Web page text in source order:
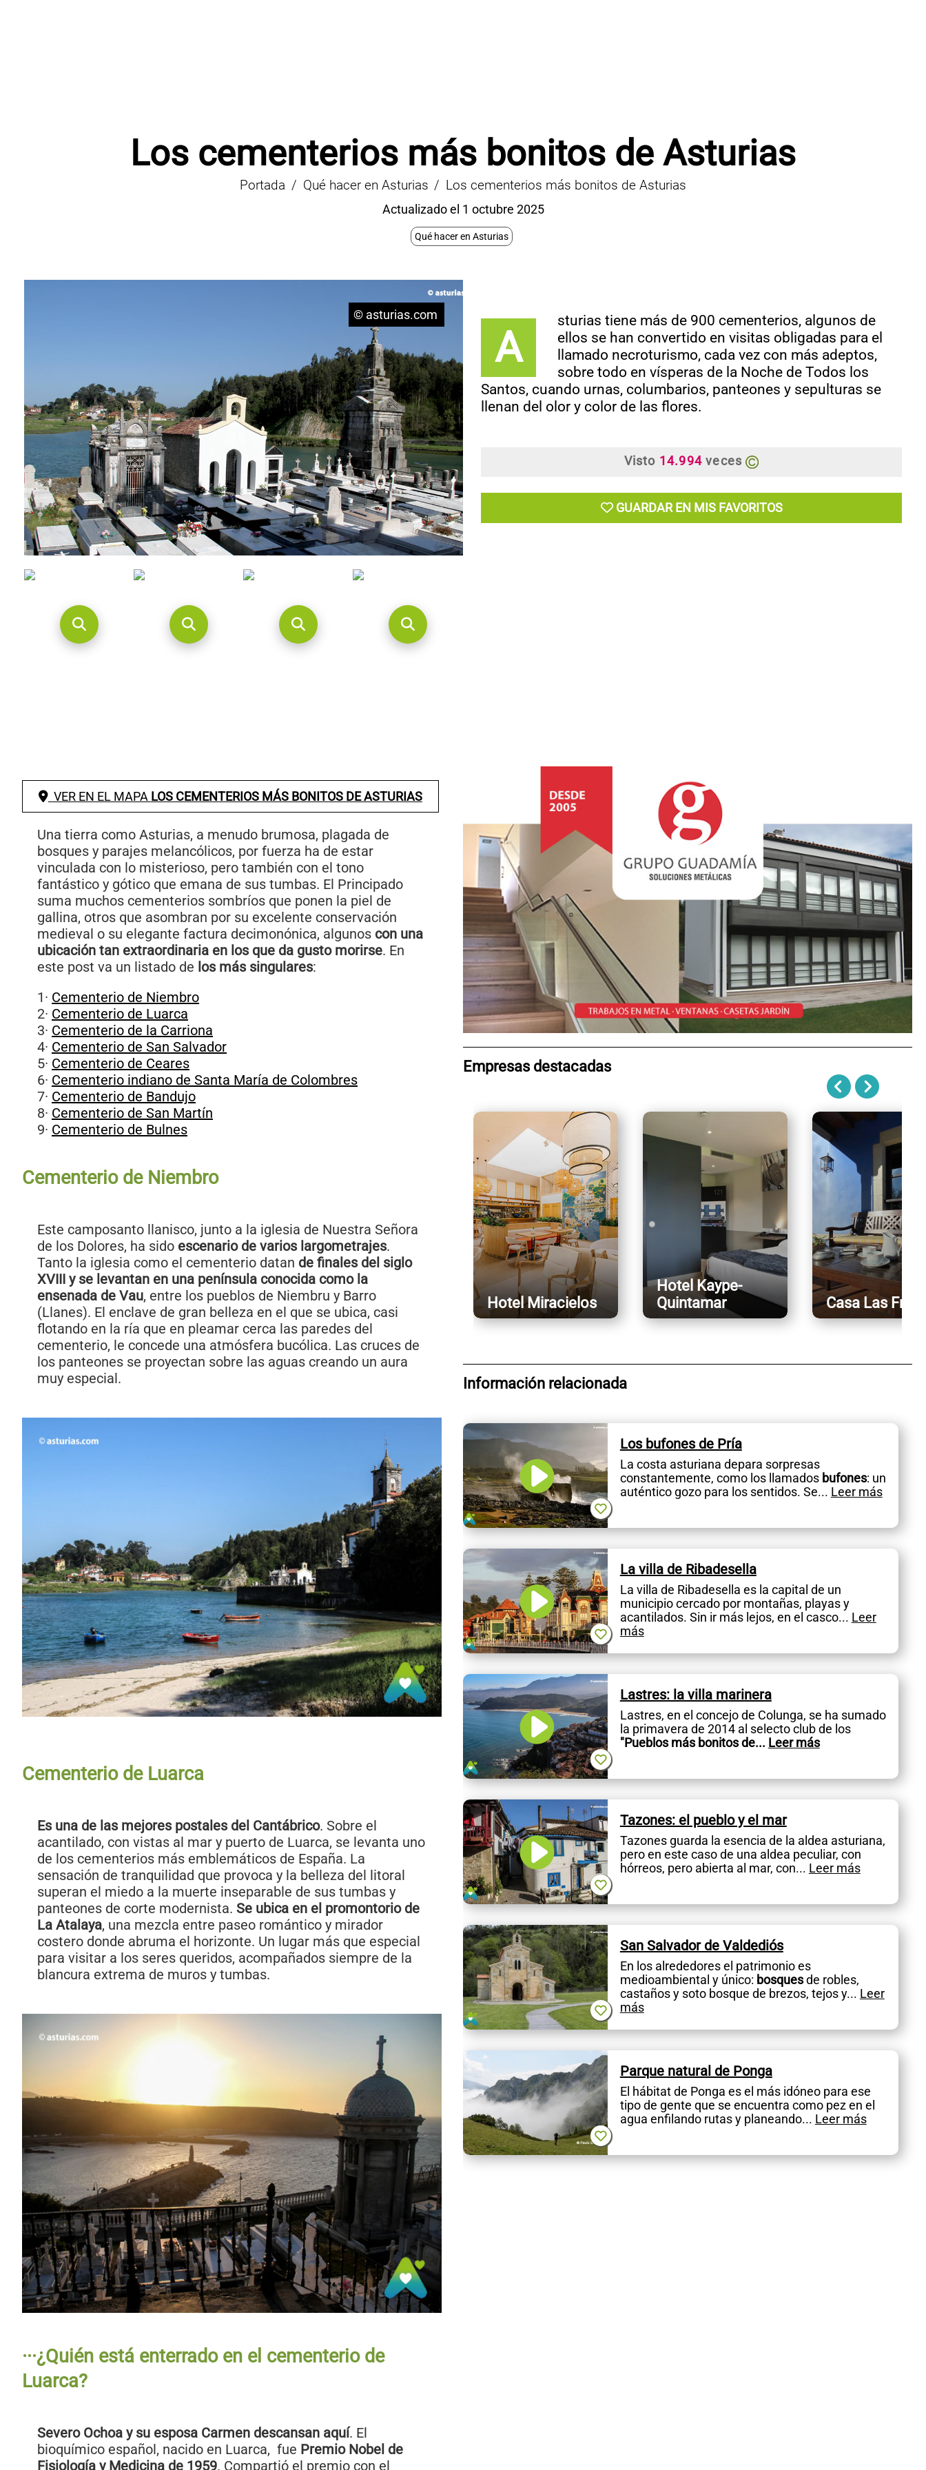
Los cementerios más bonitos de Asturias
Portada Qué hacer en Asturias Los cementerios más bonitos de Asturias
Actualizado el 1 octubre 2025
Qué hacer en Asturias
© asturias.com
A
sturias tiene más de 900 cementerios, algunos de
ellos se han convertido en visitas obligadas para el
llamado necroturismo, cada vez con más adeptos,
sobre todo en vísperas de la Noche de Todos los
Santos, cuando urnas, columbarios, panteones y sepulturas se
llenan del olor y color de las flores.
Visto 14.994 veces
GUARDAR EN MIS FAVORITOS
VER EN EL MAPA LOS CEMENTERIOS MÁS BONITOS DE ASTURIAS
Una tierra como Asturias, a menudo brumosa, plagada de
bosques y parajes melancólicos, por fuerza ha de estar
vinculada con lo misterioso, pero también con el tono
fantástico y gótico que emana de sus tumbas. El Principado
suma muchos cementerios sombríos que ponen la piel de
gallina, otros que asombran por su excelente conservación
medieval o su elegante factura decimonónica, algunos con una
ubicación tan extraordinaria en los que da gusto morirse. En
este post va un listado de los más singulares:
1· Cementerio de Niembro
2· Cementerio de Luarca
3· Cementerio de la Carriona
4· Cementerio de San Salvador
5· Cementerio de Ceares
6· Cementerio indiano de Santa María de Colombres
7· Cementerio de Bandujo
8· Cementerio de San Martín
9· Cementerio de Bulnes
Cementerio de Niembro
Este camposanto llanisco, junto a la iglesia de Nuestra Señora
de los Dolores, ha sido escenario de varios largometrajes.
Tanto la iglesia como el cementerio datan de finales del siglo
XVIII y se levantan en una península conocida como la
ensenada de Vau, entre los pueblos de Niembru y Barro
(Llanes). El enclave de gran belleza en el que se ubica, casi
flotando en la ría que en pleamar cerca las paredes del
cementerio, le concede una atmósfera bucólica. Las cruces de
los panteones se proyectan sobre las aguas creando un aura
muy especial.
Cementerio de Luarca
Es una de las mejores postales del Cantábrico. Sobre el
acantilado, con vistas al mar y puerto de Luarca, se levanta uno
de los cementerios más emblemáticos de España. La
sensación de tranquilidad que provoca y la belleza del litoral
superan el miedo a la muerte inseparable de sus tumbas y
panteones de corte modernista. Se ubica en el promontorio de
La Atalaya, una mezcla entre paseo romántico y mirador
costero donde abruma el horizonte. Un lugar más que especial
para visitar a los seres queridos, acompañados siempre de la
blancura extrema de muros y tumbas.
···¿Quién está enterrado en el cementerio de
Luarca?
Severo Ochoa y su esposa Carmen descansan aquí. El
bioquímico español, nacido en Luarca, fue Premio Nobel de
Fisiología y Medicina de 1959. Compartió el premio con el
Empresas destacadas
Hotel Miracielos
Hotel Kaype-
Quintamar
Casa Las
Información relacionada
Los bufones de Pría
La costa asturiana depara sorpresas
constantemente, como los llamados bufones: un
auténtico gozo para los sentidos. Se... Leer más
La villa de Ribadesella
La villa de Ribadesella es la capital de un
municipio cercado por montañas, playas y
acantilados. Sin ir más lejos, en el casco... Leer
más
Lastres: la villa marinera
Lastres, en el concejo de Colunga, se ha sumado
la primavera de 2014 al selecto club de los
"Pueblos más bonitos de... Leer más
Tazones: el pueblo y el mar
Tazones guarda la esencia de la aldea asturiana,
pero en este caso de una aldea peculiar, con
hórreos, pero abierta al mar, con... Leer más
San Salvador de Valdediós
En los alrededores el patrimonio es
medioambiental y único: bosquesde robles,
castaños y soto bosque de brezos, tejos y... Leer
más
Parque natural de Ponga
El hábitat de Ponga es el más idóneo para ese
tipo de gente que se encuentra como pez en el
agua enfilando rutas y planeando... Leer más